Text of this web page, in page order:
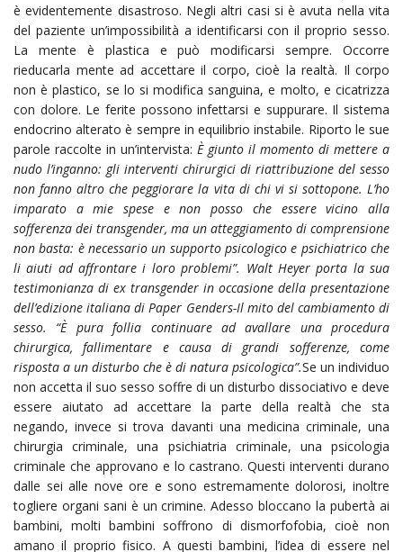
è evidentemente disastroso. Negli altri casi si è avuta nella vita
del paziente un’impossibilità a identificarsi con il proprio sesso.
La mente è plastica e può modificarsi sempre. Occorre
rieducarla mente ad accettare il corpo, cioè la realtà. Il corpo
non è plastico, se lo si modifica sanguina, e molto, e cicatrizza
con dolore. Le ferite possono infettarsi e suppurare. Il sistema
endocrino alterato è sempre in equilibrio instabile. Riporto le sue
parole raccolte in un’intervista: È giunto il momento di mettere a
nudo l’inganno: gli interventi chirurgici di riattribuzione del sesso
non fanno altro che peggiorare la vita di chi vi si sottopone. L’ho
imparato a mie spese e non posso che essere vicino alla
sofferenza dei transgender, ma un atteggiamento di comprensione
non basta: è necessario un supporto psicologico e psichiatrico che
li aiuti ad affrontare i loro problemi”. Walt Heyer porta la sua
testimonianza di ex transgender in occasione della presentazione
dell’edizione italiana di Paper Genders-Il mito del cambiamento di
sesso. “È pura follia continuare ad avallare una procedura
chirurgica, fallimentare e causa di grandi sofferenze, come
risposta a un disturbo che è di natura psicologica”.Se un individuo
non accetta il suo sesso soffre di un disturbo dissociativo e deve
essere aiutato ad accettare la parte della realtà che sta
negando, invece si trova davanti una medicina criminale, una
chirurgia criminale, una psichiatria criminale, una psicologia
criminale che approvano e lo castrano. Questi interventi durano
dalle sei alle nove ore e sono estremamente dolorosi, inoltre
togliere organi sani è un crimine. Adesso bloccano la pubertà ai
bambini, molti bambini soffrono di dismorfofobia, cioè non
amano il proprio fisico. A questi bambini, l’idea di essere nel